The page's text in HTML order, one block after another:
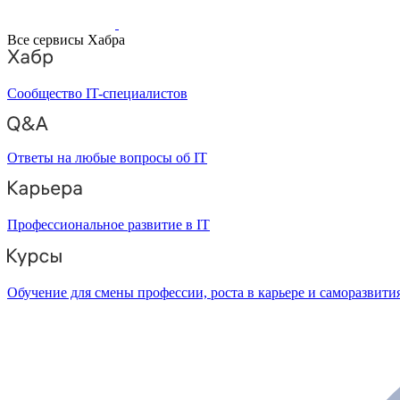
Все сервисы Хабра
Сообщество IT-специалистов
Ответы на любые вопросы об IT
Профессиональное развитие в IT
Обучение для смены профессии, роста в карьере и